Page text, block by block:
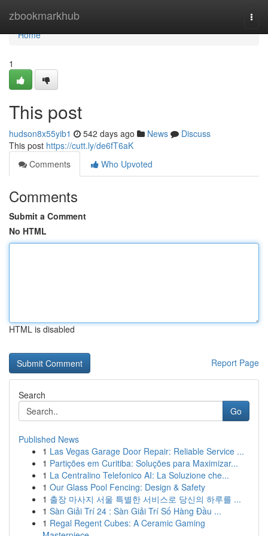
zbookmarkhub
Home
Home
1
This post
hudson8x55yib1 542 days ago News
Discuss
This post https://cutt.ly/de6fT6aK
Comments
Who Upvoted
Comments
Submit a Comment
No HTML
HTML is disabled
Report Page
Search
Go
Published News
1 Las Vegas Garage Door Repair: Reliable Service ...
1 Partições em Curitiba: Soluções para Maximizar...
1 La Centralino Telefonico AI: La Soluzione che...
1 Our Glass Pool Fencing: Design & Safety
1 출장 마사지 서울 특별한 서비스로 당신의 하루를 ...
1 Sàn Giải Trí 24 : Sàn Giải Trí Số Hàng Đầu ...
1 Regal Regent Cubes: A Ceramic Gaming